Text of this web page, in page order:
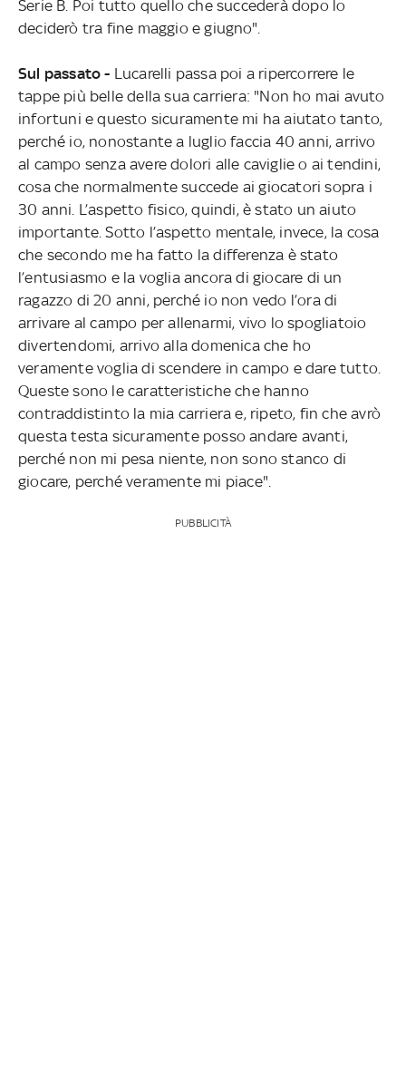
Serie B. Poi tutto quello che succederà dopo lo
deciderò tra fine maggio e giugno".
Sul passato - Lucarelli passa poi a ripercorrere le
tappe più belle della sua carriera: "Non ho mai avuto
infortuni e questo sicuramente mi ha aiutato tanto,
perché io, nonostante a luglio faccia 40 anni, arrivo
al campo senza avere dolori alle caviglie o ai tendini,
cosa che normalmente succede ai giocatori sopra i
30 anni. L’aspetto fisico, quindi, è stato un aiuto
importante. Sotto l’aspetto mentale, invece, la cosa
che secondo me ha fatto la differenza è stato
l’entusiasmo e la voglia ancora di giocare di un
ragazzo di 20 anni, perché io non vedo l’ora di
arrivare al campo per allenarmi, vivo lo spogliatoio
divertendomi, arrivo alla domenica che ho
veramente voglia di scendere in campo e dare tutto.
Queste sono le caratteristiche che hanno
contraddistinto la mia carriera e, ripeto, fin che avrò
questa testa sicuramente posso andare avanti,
perché non mi pesa niente, non sono stanco di
giocare, perché veramente mi piace".
PUBBLICITÀ